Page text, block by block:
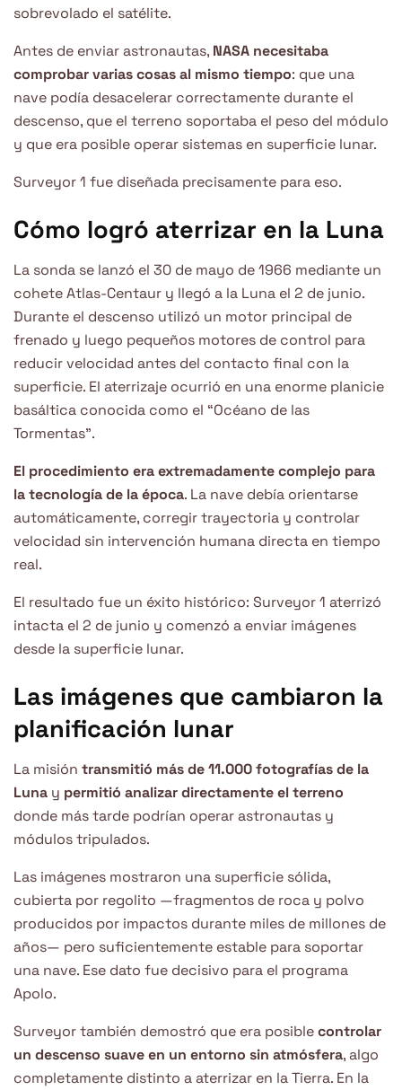
sobrevolado el satélite.
Antes de enviar astronautas, NASA necesitaba
comprobar varias cosas al mismo tiempo: que una
nave podía desacelerar correctamente durante el
descenso, que el terreno soportaba el peso del módulo
y que era posible operar sistemas en superficie lunar.
Surveyor 1 fue diseñada precisamente para eso.
Cómo logró aterrizar en la Luna
La sonda se lanzó el 30 de mayo de 1966 mediante un
cohete Atlas-Centaur y llegó a la Luna el 2 de junio.
Durante el descenso utilizó un motor principal de
frenado y luego pequeños motores de control para
reducir velocidad antes del contacto final con la
superficie. El aterrizaje ocurrió en una enorme planicie
basáltica conocida como el “Océano de las
Tormentas”.
El procedimiento era extremadamente complejo para
la tecnología de la época. La nave debía orientarse
automáticamente, corregir trayectoria y controlar
velocidad sin intervención humana directa en tiempo
real.
El resultado fue un éxito histórico: Surveyor 1 aterrizó
intacta el 2 de junio y comenzó a enviar imágenes
desde la superficie lunar.
Las imágenes que cambiaron la
planificación lunar
La misión transmitió más de 11.000 fotografías de la
Luna y permitió analizar directamente el terreno
donde más tarde podrían operar astronautas y
módulos tripulados.
Las imágenes mostraron una superficie sólida,
cubierta por regolito —fragmentos de roca y polvo
producidos por impactos durante miles de millones de
años— pero suficientemente estable para soportar
una nave. Ese dato fue decisivo para el programa
Apolo.
Surveyor también demostró que era posiblecontrolar
un descenso suave en un entorno sin atmósfera, algo
completamente distinto a aterrizar en la Tierra. En la